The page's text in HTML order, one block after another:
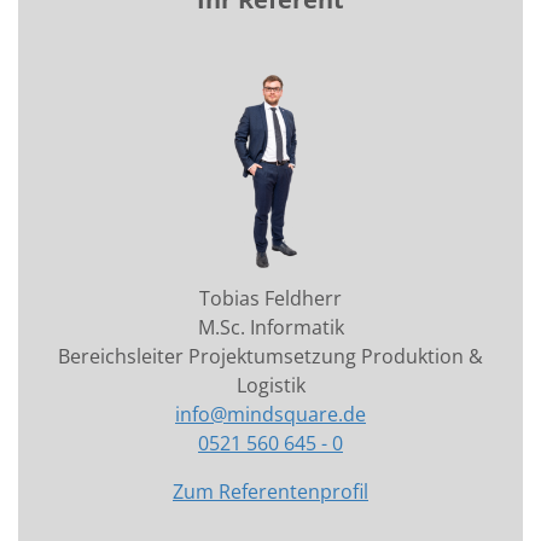
Tobias Feldherr
M.Sc. Informatik
Bereichsleiter Projektumsetzung Produktion &
Logistik
info@mindsquare.de
0521 560 645 - 0
Zum Referentenprofil